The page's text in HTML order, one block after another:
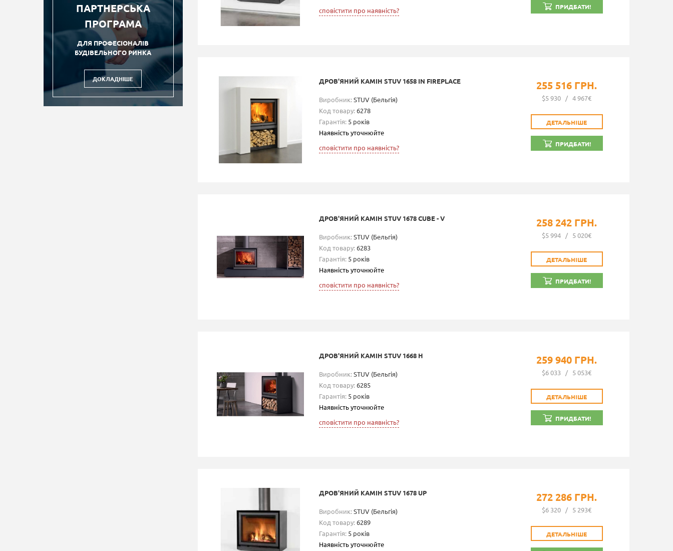
ПАРТНЕРСЬКА
ПРОГРАМА
ДЛЯ ПРОФЕСІОНАЛІВ
БУДІВЕЛЬНОГО РИНКА
ДОКЛАДНІШЕ
сповістити про наявність?
ПРИДБАТИ!
ДРОВ'ЯНИЙ КАМІН STUV 1658 IN FIREPLACE
Виробник:STUV (Бельгія)
Код товару:6278
Гарантія: 5 років
Наявність уточнюйте
сповістити про наявність?
255 516 ГРН.
$5 930 / 4 967€
ДЕТАЛЬНІШЕ
ПРИДБАТИ!
ДРОВ'ЯНИЙ КАМІН STUV 1678 CUBE - V
Виробник:STUV (Бельгія)
Код товару:6283
Гарантія: 5 років
Наявність уточнюйте
сповістити про наявність?
258 242 ГРН.
$5 994 / 5 020€
ДЕТАЛЬНІШЕ
ПРИДБАТИ!
ДРОВ'ЯНИЙ КАМІН STUV 1668 H
Виробник:STUV (Бельгія)
Код товару:6285
Гарантія: 5 років
Наявність уточнюйте
сповістити про наявність?
259 940 ГРН.
$6 033 / 5 053€
ДЕТАЛЬНІШЕ
ПРИДБАТИ!
ДРОВ'ЯНИЙ КАМІН STUV 1678 UP
Виробник:STUV (Бельгія)
Код товару:6289
Гарантія: 5 років
Наявність уточнюйте
272 286 ГРН.
$6 320 / 5 293€
ДЕТАЛЬНІШЕ